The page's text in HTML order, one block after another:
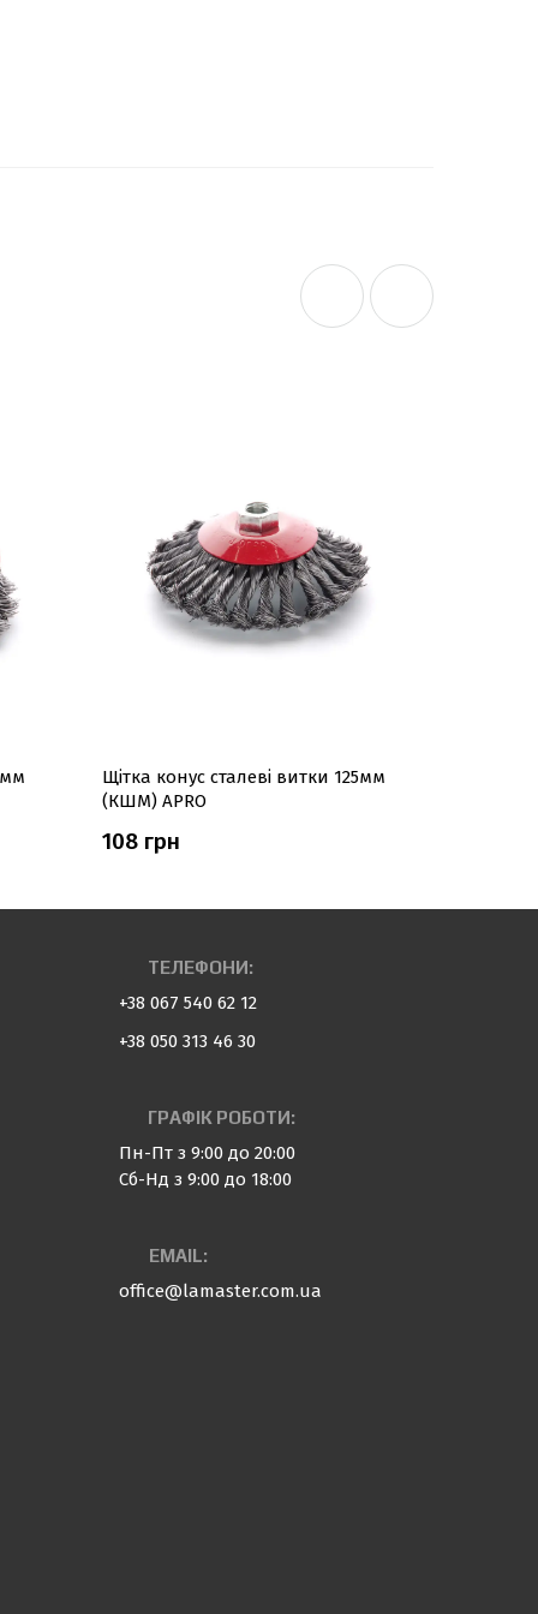
Щітка конус сталеві витки 125мм
(КШМ) APRO
108 грн
ТЕЛЕФОНИ:
+38 067 540 62 12
+38 050 313 46 30
ГРАФІК РОБОТИ:
Пн-Пт з 9:00 до 20:00
Сб-Нд з 9:00 до 18:00
EMAIL:
office@lamaster.com.ua